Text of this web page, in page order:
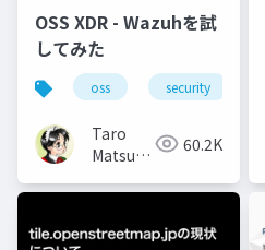
OSS XDR - Wazuhを試
してみた
oss security
Taro
Matsuzawa
btm
60.2K